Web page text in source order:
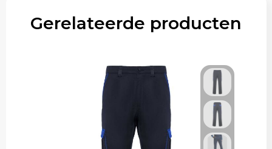
Gerelateerde producten